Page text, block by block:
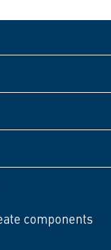
components